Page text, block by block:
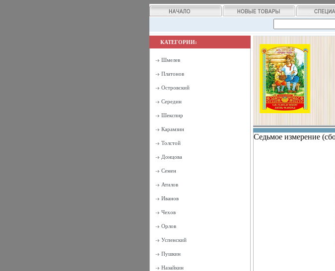
КАТЕГОРИИ:
Шмелев
Платонов
Островский
Середин
Шекспир
Карамзин
Толстой
Донцова
Семен
Атилов
Иванов
Чехов
Орлов
Успенский
Пушкин
Назайкин
Седьмое измерение